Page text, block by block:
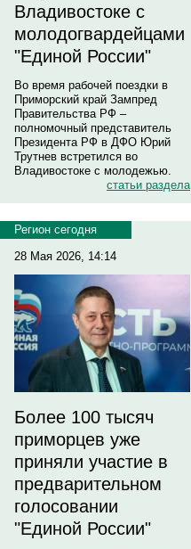
Владивостоке с
молодогвардейцами
"Единой России"
Во время рабочей поездки в
Приморский край Зампред
Правительства РФ –
полномочный представитель
Президента РФ в ДФО Юрий
Трутнев встретился во
Владивостоке с молодежью.
статьи раздела
Регион сегодня
28 Мая 2026, 14:14
Более 100 тысяч
приморцев уже
приняли участие в
предварительном
голосовании
"Единой России"